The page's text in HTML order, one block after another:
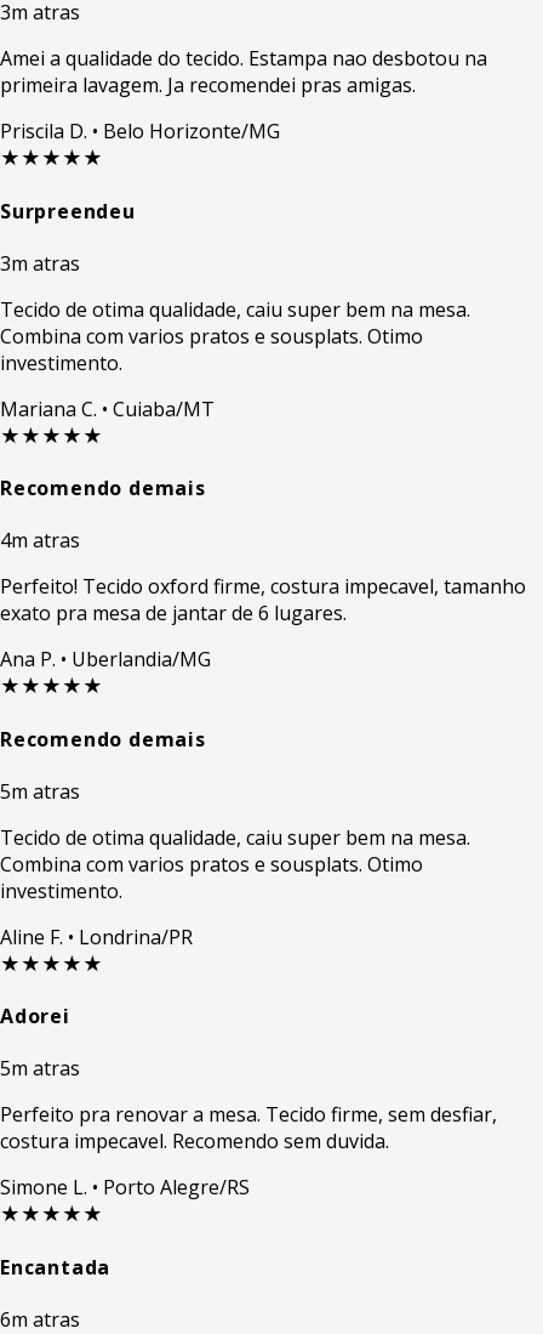
3m atras
Amei a qualidade do tecido. Estampa nao desbotou na
primeira lavagem. Ja recomendei pras amigas.
Priscila D. • Belo Horizonte/MG
★★★★★
Surpreendeu
3m atras
Tecido de otima qualidade, caiu super bem na mesa.
Combina com varios pratos e sousplats. Otimo
investimento.
Mariana C. • Cuiaba/MT
★★★★★
Recomendo demais
4m atras
Perfeito! Tecido oxford firme, costura impecavel, tamanho
exato pra mesa de jantar de 6 lugares.
Ana P. • Uberlandia/MG
★★★★★
Recomendo demais
5m atras
Tecido de otima qualidade, caiu super bem na mesa.
Combina com varios pratos e sousplats. Otimo
investimento.
Aline F. • Londrina/PR
★★★★★
Adorei
5m atras
Perfeito pra renovar a mesa. Tecido firme, sem desfiar,
costura impecavel. Recomendo sem duvida.
Simone L. • Porto Alegre/RS
★★★★★
Encantada
6m atras